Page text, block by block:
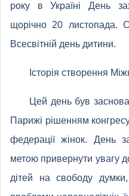
року в Україні День
щорічно 20 листопада.
Всесвітній день дитини.
Історія створення
Цей день був
Парижі рішенням
федерації жінок. День
метою привернути увагу
дітей на свободу